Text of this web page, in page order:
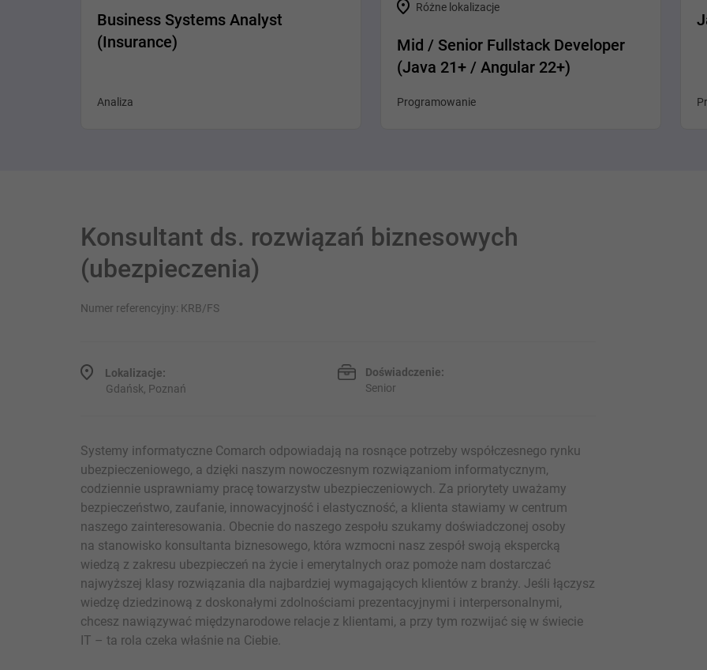
Business Systems Analyst
(Insurance)
Analiza
Różne lokalizacje
Mid / Senior Fullstack Developer
(Java 21+ / Angular 22+)
Programowanie
Konsultant ds. rozwiązań biznesowych
(ubezpieczenia)
Numer referencyjny: KRB/FS
Lokalizacje:
Gdańsk, Poznań
Doświadczenie:
Senior
Systemy informatyczne Comarch odpowiadają na rosnące potrzeby współczesnego rynku
ubezpieczeniowego, a dzięki naszym nowoczesnym rozwiązaniom informatycznym,
codziennie usprawniamy pracę towarzystw ubezpieczeniowych. Za priorytety uważamy
bezpieczeństwo, zaufanie, innowacyjność i elastyczność, a klienta stawiamy w centrum
naszego zainteresowania. Obecnie do naszego zespołu szukamy doświadczonej osoby
na stanowisko konsultanta biznesowego, która wzmocni nasz zespół swoją ekspercką
wiedzą z zakresu ubezpieczeń na życie i emerytalnych oraz pomoże nam dostarczać
najwyższej klasy rozwiązania dla najbardziej wymagających klientów z branży. Jeśli łączysz
wiedzę dziedzinową z doskonałymi zdolnościami prezentacyjnymi i interpersonalnymi,
chcesz nawiązywać międzynarodowe relacje z klientami, a przy tym rozwijać się w świecie
IT – ta rola czeka właśnie na Ciebie.